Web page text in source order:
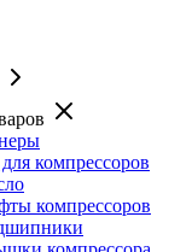
компрессоров
компрессоров